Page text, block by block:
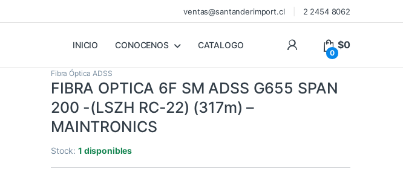
ventas@santanderimport.cl 2 2454 8062
INICIO CONOCENOS CATALOGO
0
$0
Fibra Óptica ADSS
FIBRA OPTICA 6F SM ADSS G655 SPAN
200 -(LSZH RC-22) (317m) –
MAINTRONICS
Stock:1 disponibles